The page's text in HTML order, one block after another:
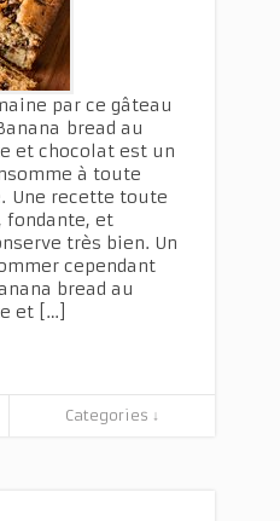
par ce gâteau
bread au
et chocolat est un
à toute
Une recette toute
fondante, et
très bien. Un
cependant
bread au
et […]
Categories ↓